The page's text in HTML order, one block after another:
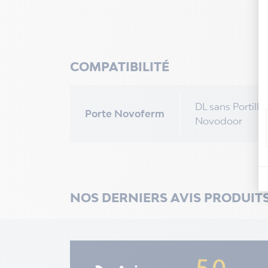
COMPATIBILITÉ
Porte Novoferm
DL sans
Novodoor
NOS DERNIERS AVIS